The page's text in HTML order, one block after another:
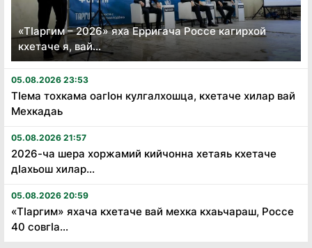
«Тӏаргим – 2026» яха Ерригача Россе кагирхой
кхетаче я, вай...
05.08.2026 23:53
Тӏема тохкама оагӏон кулгалхошца, кхетаче хилар вай
Мехкадаь
05.08.2026 21:57
2026-ча шера хоржамий кийчонна хетаяь кхетаче
дӏахьош хилар...
05.08.2026 20:59
«Тӏаргим» яхача кхетаче вай мехка кхаьчараш, Россе
40 совгӏа...